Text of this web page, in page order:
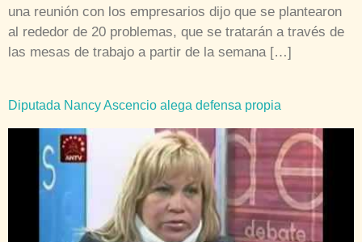
una reunión con los empresarios dijo que se plantearon
al rededor de 20 problemas, que se tratarán a través de
las mesas de trabajo a partir de la semana […]
Diputada Nancy Ascencio alega defensa propia